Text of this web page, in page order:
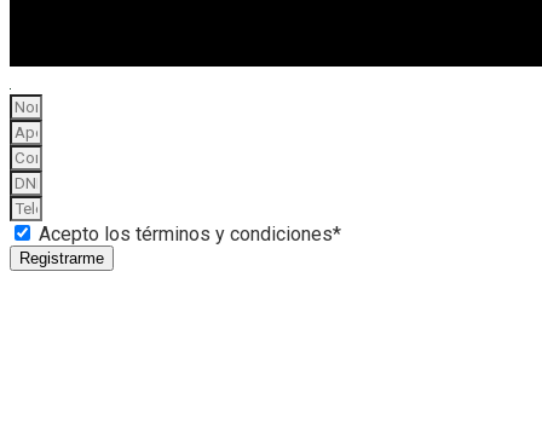
Acepto los términos y condiciones*
Registrarme